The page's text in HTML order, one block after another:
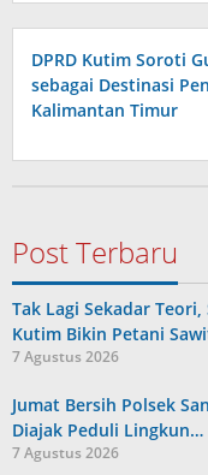
DPRD Kutim Soroti
sebagai Destinasi
Kalimantan Timur
Post Terbaru
Tak Lagi Sekadar
Kutim Bikin Petani
7 Agustus 2026
Jumat Bersih Polsek
Diajak Peduli Lingkun…
7 Agustus 2026